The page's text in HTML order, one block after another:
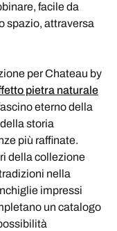
facile da
spazio, attraversa
per Chateau by
pietra naturale
eterno della
storia
più raffinate.
della collezione
nella
impressi
un catalogo